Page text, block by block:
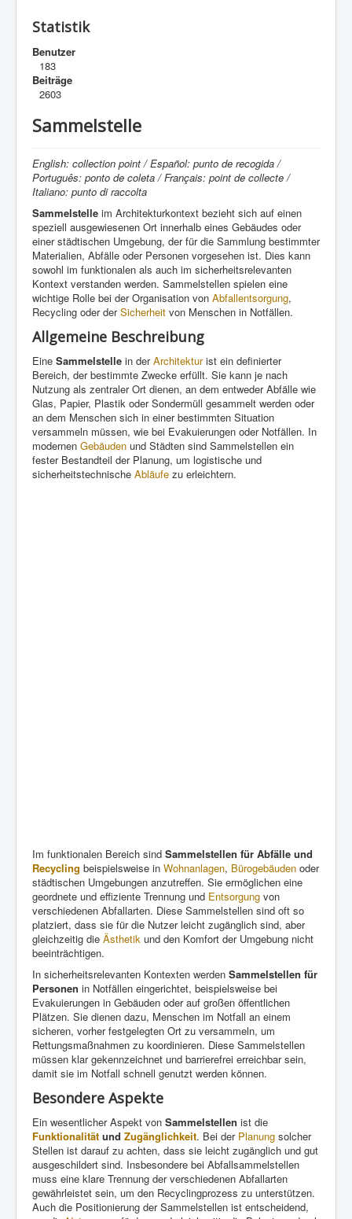
Statistik
Benutzer
183
Beiträge
2603
Sammelstelle
English: collection point / Español: punto de recogida /
Português: ponto de coleta / Français: point de collecte /
Italiano: punto di raccolta
Sammelstelle im Architekturkontext bezieht sich auf einen
speziell ausgewiesenen Ort innerhalb eines Gebäudes oder
einer städtischen Umgebung, der für die Sammlung bestimmter
Materialien, Abfälle oder Personen vorgesehen ist. Dies kann
sowohl im funktionalen als auch im sicherheitsrelevanten
Kontext verstanden werden. Sammelstellen spielen eine
wichtige Rolle bei der Organisation von Abfallentsorgung,
Recycling oder derSicherheit von Menschen in Notfällen.
Allgemeine Beschreibung
Eine Sammelstelle in derArchitekturist ein definierter
Bereich, der bestimmte Zwecke erfüllt. Sie kann je nach
Nutzung als zentraler Ort dienen, an dem entweder Abfälle wie
Glas, Papier, Plastik oder Sondermüll gesammelt werden oder
an dem Menschen sich in einer bestimmten Situation
versammeln müssen, wie bei Evakuierungen oder Notfällen. In
modernen Gebäuden und Städten sind Sammelstellen ein
fester Bestandteil der Planung, um logistische und
sicherheitstechnische Abläufe zu erleichtern.
Im funktionalen Bereich sind Sammelstellen für Abfälle und
Recycling beispielsweise in Wohnanlagen, Bürogebäuden oder
städtischen Umgebungen anzutreffen. Sie ermöglichen eine
geordnete und effiziente Trennung und Entsorgung von
verschiedenen Abfallarten. Diese Sammelstellen sind oft so
platziert, dass sie für die Nutzer leicht zugänglich sind, aber
gleichzeitig die Ästhetik und den Komfort der Umgebung nicht
beeinträchtigen.
In sicherheitsrelevanten Kontexten werden Sammelstellen für
Personen in Notfällen eingerichtet, beispielsweise bei
Evakuierungen in Gebäuden oder auf großen öffentlichen
Plätzen. Sie dienen dazu, Menschen im Notfall an einem
sicheren, vorher festgelegten Ort zu versammeln, um
Rettungsmaßnahmen zu koordinieren. Diese Sammelstellen
müssen klar gekennzeichnet und barrierefrei erreichbar sein,
damit sie im Notfall schnell genutzt werden können.
Besondere Aspekte
Ein wesentlicher Aspekt von Sammelstellen ist die
Funktionalität und Zugänglichkeit. Bei der Planung solcher
Stellen ist darauf zu achten, dass sie leicht zugänglich und gut
ausgeschildert sind. Insbesondere bei Abfallsammelstellen
muss eine klare Trennung der verschiedenen Abfallarten
gewährleistet sein, um den Recyclingprozess zu unterstützen.
Auch die Positionierung der Sammelstellen ist entscheidend,